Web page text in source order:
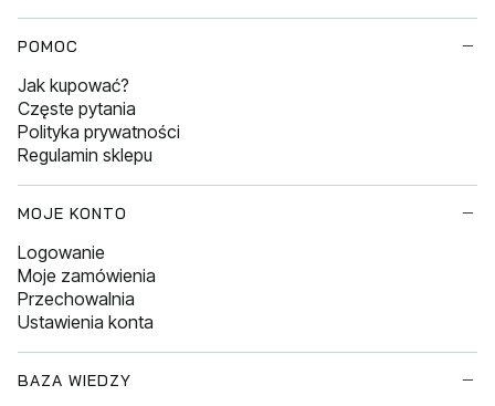
POMOC
Jak kupować?
Częste pytania
Polityka prywatności
Regulamin sklepu
MOJE KONTO
Logowanie
Moje zamówienia
Przechowalnia
Ustawienia konta
BAZA WIEDZY